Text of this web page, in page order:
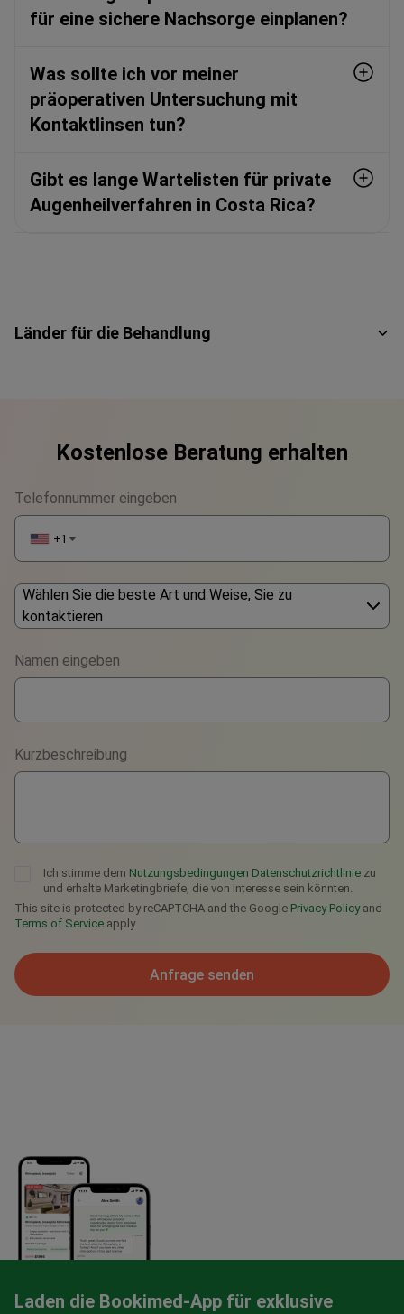
für eine sichere Nachsorge einplanen?
Was sollte ich vor meiner
präoperativen Untersuchung mit
Kontaktlinsen tun?
Gibt es lange Wartelisten für private
Augenheilverfahren in Costa Rica?
Länder für die Behandlung
Kostenlose Beratung erhalten
Telefonnummer eingeben
+1 ▼
Wählen Sie die beste Art und Weise, Sie zu
kontaktieren
WhatsApp
Viber
Telegram
Namen eingeben
Kurzbeschreibung
Ich stimme dem Nutzungsbedingungen Datenschutzrichtlinie zu
und erhalte Marketingbriefe, die von Interesse sein könnten.
This site is protected by reCAPTCHA and the Google Privacy Policyand
Terms of Service apply.
Anfrage senden
Laden die Bookimed-App für exklusive